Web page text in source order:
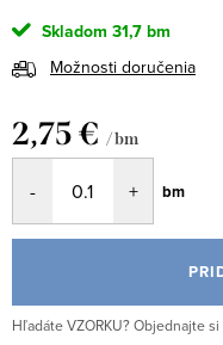
Skladom 31,7 bm
Možnosti doručenia
2,75 € / bm
cena:
bm
Hľadáte VZORKU? Objednajte si